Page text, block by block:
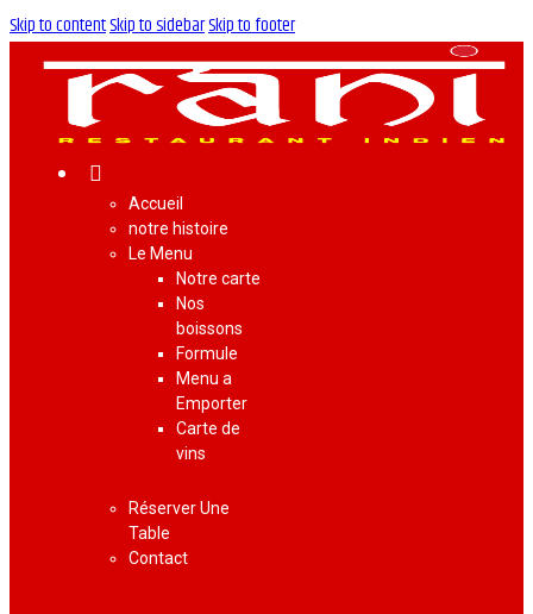
Skip to contentSkip to sidebarSkip to footer
Accueil
notre histoire
Le Menu
Notre carte
Nos
boissons
Formule
Menu a
Emporter
Carte de
vins
Réserver Une
Table
Contact